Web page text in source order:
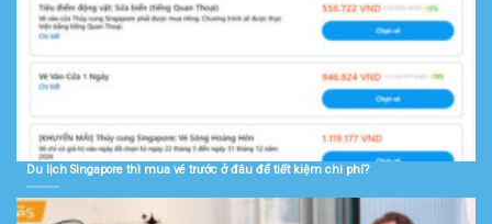
Du lịch Singapore thì mua vé trước ở đâu để tiết kiệm chi phí?